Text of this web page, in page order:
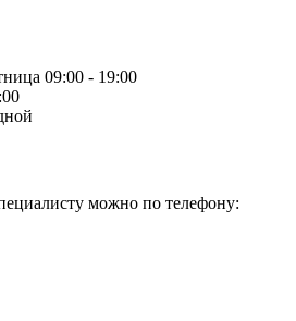
09:00 - 19:00
можно по телефону: